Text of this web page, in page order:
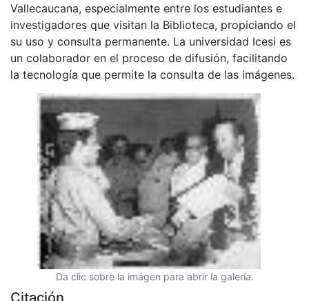
Vallecaucana, especialmente entre los estudiantes e
investigadores que visitan la Biblioteca, propiciando el
su uso y consulta permanente. La universidad Icesi es
un colaborador en el proceso de difusión, facilitando
la tecnología que permite la consulta de las imágenes.
Da clic sobre la imágen para abrir la galería.
Citación